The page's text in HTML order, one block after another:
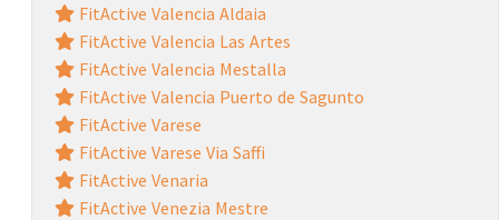
FitActive Valencia Aldaia
FitActive Valencia Las Artes
FitActive Valencia Mestalla
FitActive Valencia Puerto de Sagunto
FitActive Varese
FitActive Varese Via Saffi
FitActive Venaria
FitActive Venezia Mestre